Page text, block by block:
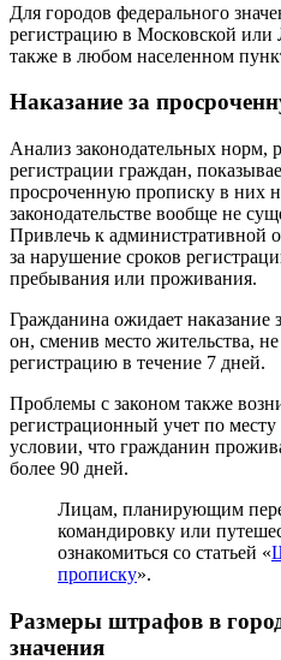
Для городов федерального
регистрацию в Московской или
также в любом населенном
Наказание за
Анализ законодательных норм,
регистрации граждан,
просроченную прописку в них
законодательстве вообще не
Привлечь к административной
за нарушение сроков
пребывания или проживания.
Гражданина ожидает наказание
он, сменив место жительства,
регистрацию в течение 7 дней.
Проблемы с законом также
регистрационный учет по
условии, что гражданин
более 90 дней.
Лицам, планирующим
командировку или
ознакомиться со статьей «
прописку».
Размеры штрафов в
значения